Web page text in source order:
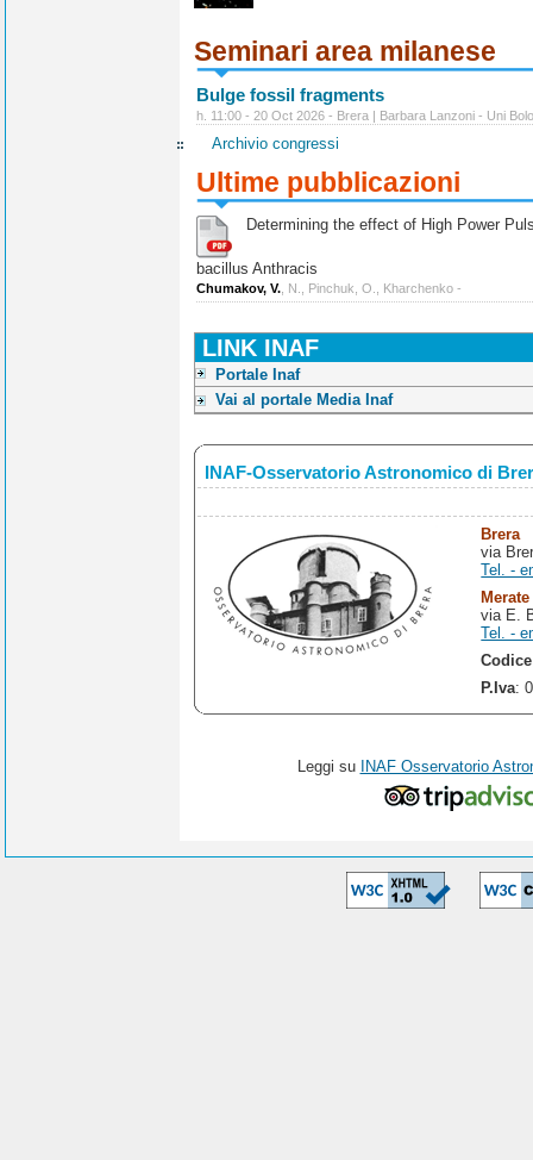
Seminari area milanese
Bulge fossil fragments
h. 11:00 - 20 Oct 2026 - Brera | Barbara Lanzoni - Uni
Archivio congressi
Ultime pubblicazioni
Determining the effect of High Power
bacillus Anthracis
Chumakov, V. , N., Pinchuk, O., Kharchenko -
LINK INAF
Portale Inaf
Vai al portale Media Inaf
INAF-Osservatorio Astronomico di
Brera
via
Tel. -
Merate
via E.
Tel. -
P.Iva:
Leggi su INAF Osservatorio